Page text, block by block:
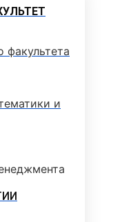
факультета
и